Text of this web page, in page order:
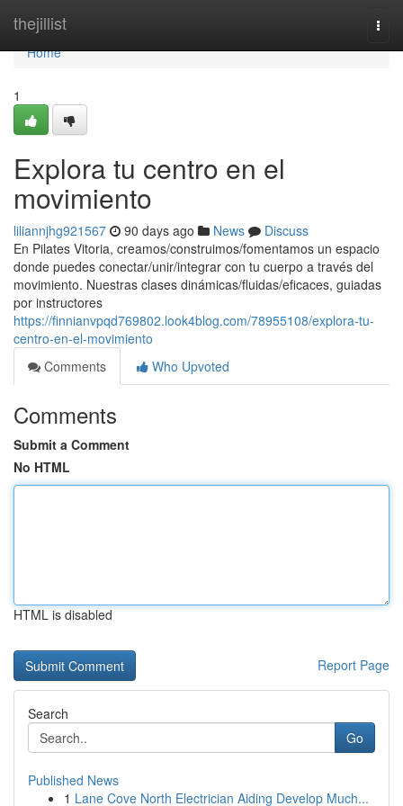
thejillist
Home
Home
1
Explora tu centro en el
movimiento
liliannjhg921567 90 days ago News
Discuss
En Pilates Vitoria, creamos/construimos/fomentamos un espacio
donde puedes conectar/unir/integrar con tu cuerpo a través del
movimiento. Nuestras clases dinámicas/fluidas/eficaces, guiadas
por instructores
https://finnianvpqd769802.look4blog.com/78955108/explora-tu-
centro-en-el-movimiento
Comments
Who Upvoted
Comments
Submit a Comment
No HTML
HTML is disabled
Report Page
Search
Go
Published News
1 Lane Cove North Electrician Aiding Develop Much...